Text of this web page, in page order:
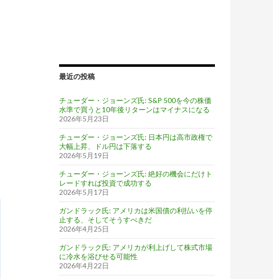
最近の投稿
チューダー・ジョーンズ氏: S&P 500を今の株価
水準で買うと10年後リターンはマイナスになる
2026年5月23日
チューダー・ジョーンズ氏: 日本円は高市政権で
大幅上昇、ドル円は下落する
2026年5月19日
チューダー・ジョーンズ氏: 絶好の機会にだけト
レードすれば投資で成功する
2026年5月17日
ガンドラック氏: アメリカは米国債の利払いを停
止する、そしてそうすべきだ
2026年4月25日
ガンドラック氏: アメリカが利上げして株式市場
に冷水を浴びせる可能性
2026年4月22日